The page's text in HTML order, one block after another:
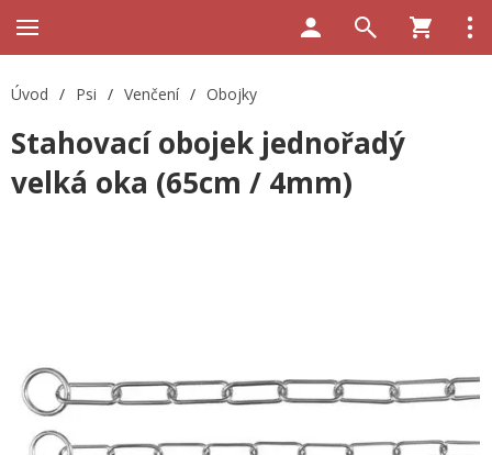
Úvod / Psi / Venčení / Obojky
Stahovací obojek jednořadý
velká oka (65cm / 4mm)